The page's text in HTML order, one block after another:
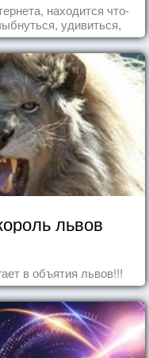
находится что-
удивиться,
львов
в объятия львов!!!